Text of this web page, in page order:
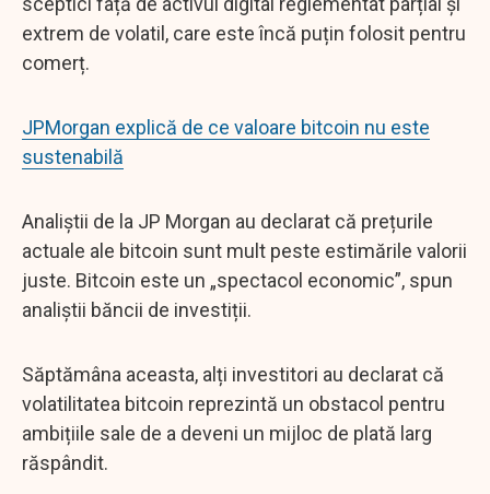
extrem de volatil, care este încă puțin folosit pentru
comerț.
JPMorgan explică de ce valoare bitcoin nu este
sustenabilă
Analiștii de la JP Morgan au declarat că prețurile
actuale ale bitcoin sunt mult peste estimările valorii
juste. Bitcoin este un „spectacol economic”, spun
analiștii băncii de investiții.
Săptămâna aceasta, alți investitori au declarat că
volatilitatea bitcoin reprezintă un obstacol pentru
ambițiile sale de a deveni un mijloc de plată larg
răspândit.